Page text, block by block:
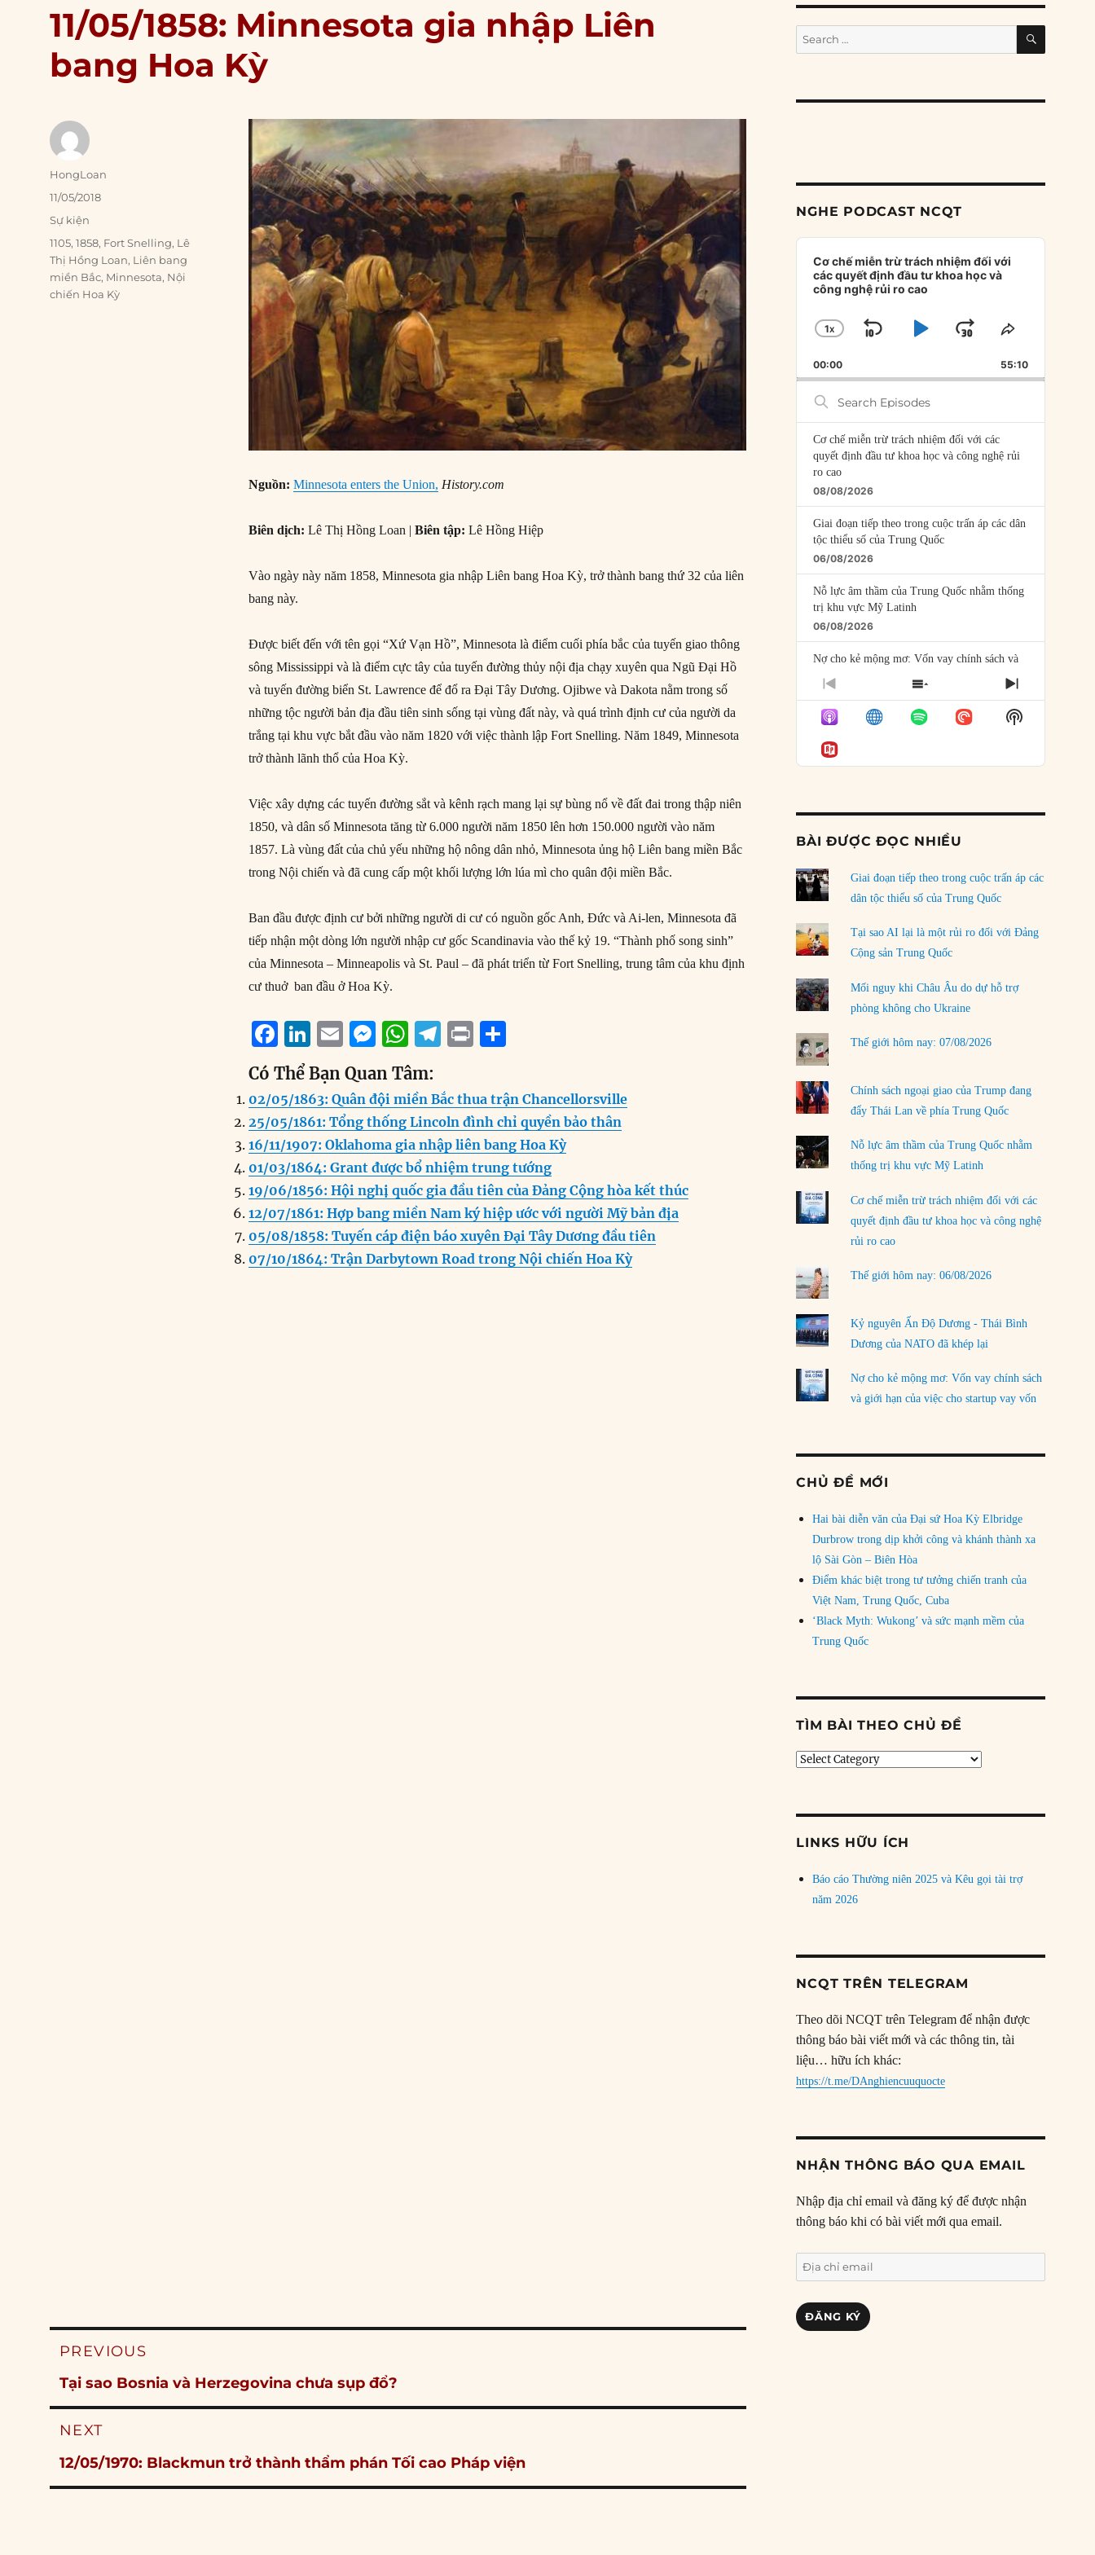
11/05/1858: Minnesota gia nhập Liên
bang Hoa Kỳ
Nguồn: Minnesota enters the Union, History.com
Biên dịch: Lê Thị Hồng Loan |Biên tập:Lê Hồng Hiệp
Vào ngày này năm 1858, Minnesota gia nhập Liên bang Hoa Kỳ, trở thành bang thứ 32 của liên
bang này.
Được biết đến với tên gọi “Xứ Vạn Hồ”, Minnesota là điểm cuối phía bắc của tuyến giao thông
sông Mississippi và là điểm cực tây của tuyến đường thủy nội địa chạy xuyên qua Ngũ Đại Hồ
và tuyến đường biển St. Lawrence để đổ ra Đại Tây Dương. Ojibwe và Dakota nằm trong số
những tộc người bản địa đầu tiên sinh sống tại vùng đất này, và quá trình định cư của người da
trắng tại khu vực bắt đầu vào năm 1820 với việc thành lập Fort Snelling. Năm 1849, Minnesota
trở thành lãnh thổ của Hoa Kỳ.
Việc xây dựng các tuyến đường sắt và kênh rạch mang lại sự bùng nổ về đất đai trong thập niên
1850, và dân số Minnesota tăng từ 6.000 người năm 1850 lên hơn 150.000 người vào năm
1857. Là vùng đất của chủ yếu những hộ nông dân nhỏ, Minnesota ủng hộ Liên bang miền Bắc
trong Nội chiến và đã cung cấp một khối lượng lớn lúa mì cho quân đội miền Bắc.
Ban đầu được định cư bởi những người di cư có nguồn gốc Anh, Đức và Ai-len, Minnesota đã
tiếp nhận một dòng lớn người nhập cư gốc Scandinavia vào thế kỷ 19. “Thành phố song sinh”
của Minnesota – Minneapolis và St. Paul – đã phát triển từ Fort Snelling, trung tâm của khu định
cư thuở ban đầu ở Hoa Kỳ.
F
a
c
e
b
o
o
k
Li
n
k
e
d
I
n
E
m
ai
l
M
ss
e
n
g
er
W
h
at
s
A
p
p
T
e
g
r
a
m
P
t
a
re
Có Thể Bạn Quan Tâm:
02/05/1863: Quân đội miền Bắc thua trận Chancellorsville
25/05/1861: Tổng thống Lincoln đình chỉ quyền bảo thân
16/11/1907: Oklahoma gia nhập liên bang Hoa Kỳ
01/03/1864: Grant được bổ nhiệm trung tướng
19/06/1856: Hội nghị quốc gia đầu tiên của Đảng Cộng hòa kết thúc
12/07/1861: Hợp bang miền Nam ký hiệp ước với người Mỹ bản địa
05/08/1858: Tuyến cáp điện báo xuyên Đại Tây Dương đầu tiên
07/10/1864: Trận Darbytown Road trong Nội chiến Hoa Kỳ
Author
HongLoan
Posted
11/05/2018
Categories
Sự kiện
Tags
1105,1858, Fort Snelling, Lê
Thị Hồng Loan, Liên bang
miền Bắc, Minnesota, Nội
chiến Hoa Kỳ
Post
PREVIOUS
Previous
post:
Tại sao Bosnia và Herzegovina chưa sụp đổ?
NEXT
Next
post:
12/05/1970: Blackmun trở thành thẩm phán Tối cao Pháp viện
Search
for:
SEARCH
NGHE PODCAST NCQT
Audio
Player
Cơ chế miễn trừ trách nhiệm đối với
các quyết định đầu tư khoa học và
công nghệ rủi ro cao
CHANGE
RATE
1X
SKIP
BACKWARD
PLAYJUMP
FORWARD
SHARE
EPISODE
00:00 55:10
Search
Episodes
Cơ chế miễn trừ trách nhiệm đối với các
quyết định đầu tư khoa học và công nghệ rủi
ro cao
08/08/2026
Giai đoạn tiếp theo trong cuộc trấn áp các dân
tộc thiểu số của Trung Quốc
06/08/2026
Nỗ lực âm thầm của Trung Quốc nhằm thống
trị khu vực Mỹ Latinh
06/08/2026
Nợ cho kẻ mộng mơ: Vốn vay chính sách và
giới hạn của việc cho startup vay vốn
Mỹ Latinh đang trở thành “phòng thí nghiệm”
của phe cánh hữu mới
04/08/2026
Ngoại trưởng Nhật Bản?
Dương
03/08/2026
Đặt cược vào thất bại: Các quỹ đầu tư mạo
hiểm quốc gia và khía cạnh chính trị của vốn
02/08/2026
Làm thế nào để kết thúc Chiến tranh Iran?
01/08/2026
Chiến lược kế tiếp của Bắc Kinh ở Biển Đông
31/07/2026
LOAD MORE
PREVIOUS
EPISODE
SHOW
EPISODES
LIST
NEXT
EPISODE
Show
Podcast
BÀI ĐƯỢC ĐỌC NHIỀU
Giai đoạn tiếp theo trong cuộc trấn áp các
dân tộc thiểu số của Trung Quốc
Tại sao AI lại là một rủi ro đối với Đảng
Cộng sản Trung Quốc
Mối nguy khi Châu Âu do dự hỗ trợ
phòng không cho Ukraine
Thế giới hôm nay: 07/08/2026
Chính sách ngoại giao của Trump đang
đẩy Thái Lan về phía Trung Quốc
Nỗ lực âm thầm của Trung Quốc nhằm
thống trị khu vực Mỹ Latinh
Cơ chế miễn trừ trách nhiệm đối với các
quyết định đầu tư khoa học và công nghệ
rủi ro cao
Thế giới hôm nay: 06/08/2026
Kỷ nguyên Ấn Độ Dương - Thái Bình
Dương của NATO đã khép lại
Nợ cho kẻ mộng mơ: Vốn vay chính sách
và giới hạn của việc cho startup vay vốn
CHỦ ĐỀ MỚI
Hai bài diễn văn của Đại sứ Hoa Kỳ Elbridge
Durbrow trong dịp khởi công và khánh thành xa
lộ Sài Gòn – Biên Hòa
Điểm khác biệt trong tư tưởng chiến tranh của
Việt Nam, Trung Quốc, Cuba
‘Black Myth: Wukong’ và sức mạnh mềm của
Trung Quốc
TÌM BÀI THEO CHỦ ĐỀ
Tìm
LINKS HỮU ÍCH
Báo cáo Thường niên 2025 và Kêu gọi tài trợ
năm 2026
NCQT TRÊN TELEGRAM
Theo dõi NCQT trên Telegram để nhận được
thông báo bài viết mới và các thông tin, tài
liệu… hữu ích khác:
https://t.me/DAnghiencuuquocte
NHẬN THÔNG BÁO QUA EMAIL
Nhập địa chỉ email và đăng ký để được nhận
thông báo khi có bài viết mới qua email.
Địa
chỉ
email
ĐĂNG KÝ